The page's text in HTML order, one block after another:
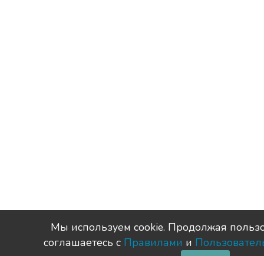
Мы используем сookie. Продолжая
соглашаетесь с Правилами и